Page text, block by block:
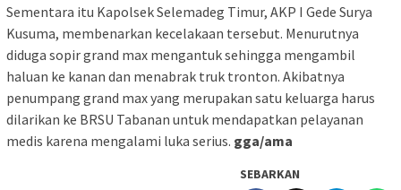
Sementara itu Kapolsek Selemadeg Timur, AKP I Gede Surya
Kusuma, membenarkan kecelakaan tersebut. Menurutnya
diduga sopir grand max mengantuk sehingga mengambil
haluan ke kanan dan menabrak truk tronton. Akibatnya
penumpang grand max yang merupakan satu keluarga harus
dilarikan ke BRSU Tabanan untuk mendapatkan pelayanan
medis karena mengalami luka serius. gga/ama
SEBARKAN